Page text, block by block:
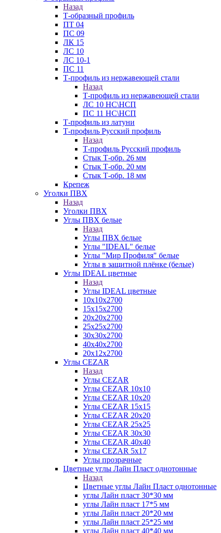
Назад
Т-образный профиль
ПТ 04
ПС 09
ЛК 15
ЛС 10
ЛС 10-1
ПС 11
Т-профиль из нержавеющей стали
Назад
Т-профиль из нержавеющей стали
ЛС 10 НС\НСП
ПС 11 НС\НСП
Т-профиль из латуни
Т-профиль Русский профиль
Назад
Т-профиль Русский профиль
Стык Т-обр. 26 мм
Стык Т-обр. 20 мм
Стык Т-обр. 18 мм
Крепеж
Уголки ПВХ
Назад
Уголки ПВХ
Углы ПВХ белые
Назад
Углы ПВХ белые
Углы "IDEAL" белые
Углы "Мир Профиля" белые
Углы в защитной плёнке (белые)
Углы IDEAL цветные
Назад
Углы IDEAL цветные
10х10х2700
15х15х2700
20х20х2700
25х25х2700
30х30х2700
40х40х2700
20х12х2700
Углы CEZAR
Назад
Углы CEZAR
Углы CEZAR 10х10
Углы CEZAR 10х20
Углы CEZAR 15х15
Углы CEZAR 20х20
Углы CEZAR 25х25
Углы CEZAR 30х30
Углы CEZAR 40х40
Углы CEZAR 5х17
Углы прозрачные
Цветные углы Лайн Пласт однотонные
Назад
Цветные углы Лайн Пласт однотонные
углы Лайн пласт 30*30 мм
углы Лайн пласт 17*5 мм
углы Лайн пласт 20*20 мм
углы Лайн пласт 25*25 мм
углы Лайн пласт 40*40 мм